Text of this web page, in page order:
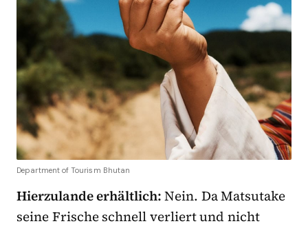
Department of Tourism Bhutan
Hierzulande erhältlich:Nein. Da Matsutake
seine Frische schnell verliert und nicht